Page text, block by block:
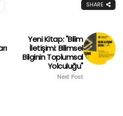
SHARE
Yeni Kitap: "Bilim
İletişimi: Bilimsel
Bilginin Toplumsal
Yolculuğu"
Next Post